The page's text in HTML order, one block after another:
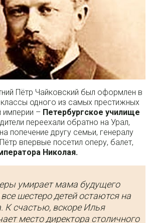
Пётр Чайковский был оформлен в
одного из самых престижных
– Петербургское училище
переехали обратно на Урал,
попечение другу семьи, генералу
впервые посетил оперу, балет,
Николая.
умирает мама будущего
шестеро детей остаются на
К счастью, вскоре Илья
место директора столичного